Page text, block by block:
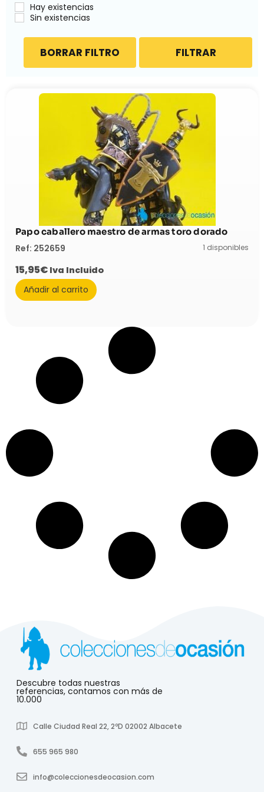
Hay existencias
Sin existencias
FILTRAR
BORRAR FILTRO
Papo caballero maestro de armas toro dorado
Ref: 252659 1 disponibles
15,95€ Iva Incluido
Añadir al carrito
Descubre todas nuestras
referencias, contamos con más de
10.000
Calle Ciudad Real 22, 2ºD 02002 Albacete
655 965 980
info@coleccionesdeocasion.com